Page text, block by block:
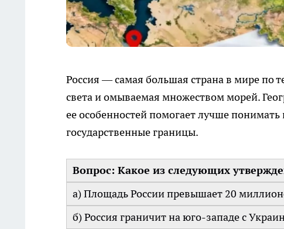
Россия — самая большая страна в мире по
света и омываемая множеством морей.
ее особенностей помогает лучше
государственные границы.
Вопрос: Какое из следующих
а) Площадь России превышает 20
б) Россия граничит на юго-западе с